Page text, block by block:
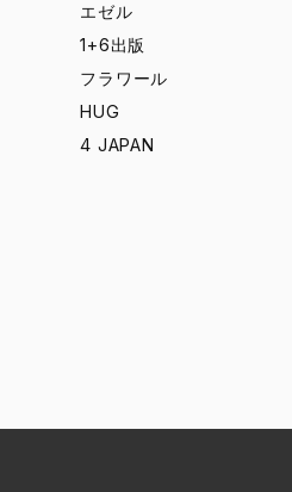
エゼル
1+6出版
フラワール
HUG
4 JAPAN